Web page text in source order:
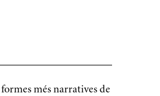
més narratives de